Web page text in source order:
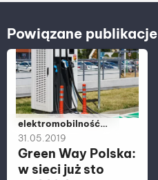
Powiązane publikacje
Należy do kategorii:
elektromobilność,
energetyka, stacje
ładowania,
samochód
elektryczny
31.05.2019
Green Way Polska:
w sieci już sto